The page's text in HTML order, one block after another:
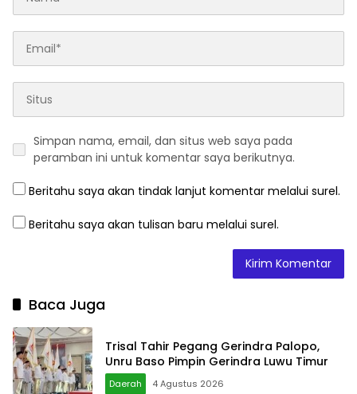
Simpan nama, email, dan situs web saya pada
peramban ini untuk komentar saya berikutnya.
Beritahu saya akan tindak lanjut komentar melalui surel.
Beritahu saya akan tulisan baru melalui surel.
Baca Juga
Trisal Tahir Pegang Gerindra Palopo,
Unru Baso Pimpin Gerindra Luwu Timur
Daerah 4 Agustus 2026